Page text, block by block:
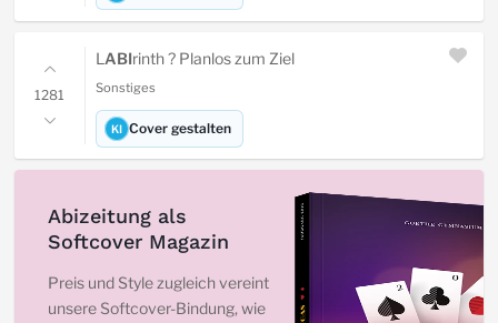
1281
L ABIrinth ? Planlos zum Ziel
Sonstiges
KI Cover gestalten
Abizeitung als
Softcover Magazin
Preis und Style zugleich vereint
unsere Softcover-Bindung, wie